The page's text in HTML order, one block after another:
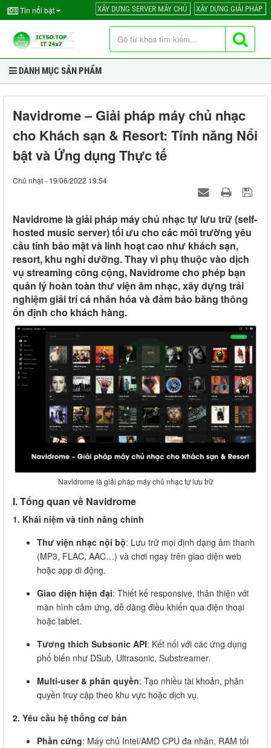
Tin nổi bật XÂY DỰNG SERVER MÁY CHỦ XÂY DỰNG GIẢI PHÁP
DANH MỤC SẢN PHẨM
Navidrome – Giải pháp máy chủ nhạc
cho Khách sạn & Resort: Tính năng Nổi
bật và Ứng dụng Thực tế
Chủ nhật - 19/06/2022 19:54
Navidrome là giải pháp máy chủ nhạc tự lưu trữ (self-
hosted music server) tối ưu cho các môi trường yêu
cầu tính bảo mật và linh hoạt cao như khách sạn,
resort, khu nghỉ dưỡng. Thay vì phụ thuộc vào dịch
vụ streaming công cộng, Navidrome cho phép bạn
quản lý hoàn toàn thư viện âm nhạc, xây dựng trải
nghiệm giải trí cá nhân hóa và đảm bảo băng thông
ổn định cho khách hàng.
Navidrome là giải pháp máy chủ nhạc tự lưu trữ
I. Tổng quan về Navidrome
1. Khái niệm và tính năng chính
Thư viện nhạc nội bộ: Lưu trữ mọi định dạng âm thanh
(MP3, FLAC, AAC…) và chơi ngay trên giao diện web
hoặc app di động.
Giao diện hiện đại: Thiết kế responsive, thân thiện với
màn hình cảm ứng, dễ dàng điều khiển qua điện thoại
hoặc tablet.
Tương thích Subsonic API: Kết nối với các ứng dụng
phổ biến như DSub, Ultrasonic, Substreamer.
Multi-user & phân quyền: Tạo nhiều tài khoản, phân
quyền truy cập theo khu vực hoặc dịch vụ.
2. Yêu cầu hệ thống cơ bản
Phần cứng: Máy chủ Intel/AMD CPU đa nhân, RAM tối